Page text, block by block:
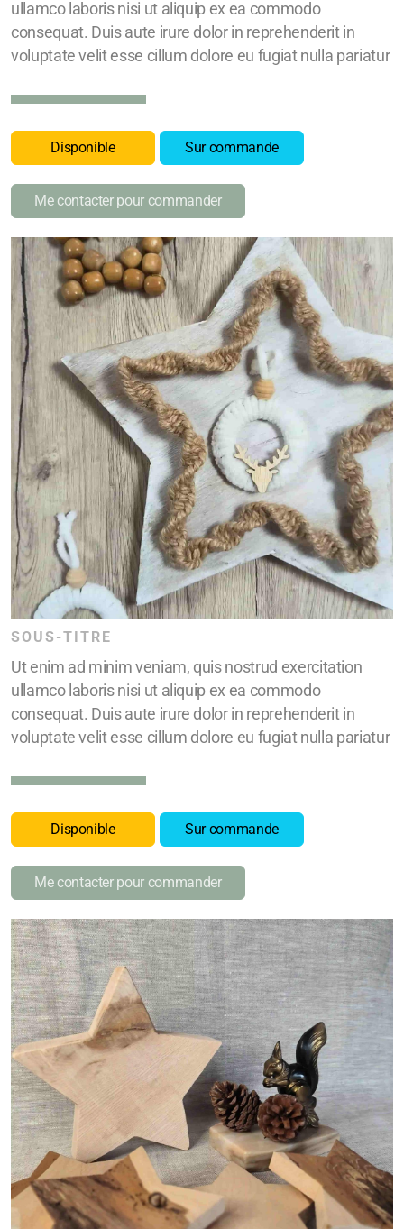
ullamco laboris nisi ut aliquip ex ea commodo
consequat. Duis aute irure dolor in reprehenderit in
voluptate velit esse cillum dolore eu fugiat nulla pariatur
Disponible Sur commande
Me contacter pour commander
SOUS-TITRE
Ut enim ad minim veniam, quis nostrud exercitation
ullamco laboris nisi ut aliquip ex ea commodo
consequat. Duis aute irure dolor in reprehenderit in
voluptate velit esse cillum dolore eu fugiat nulla pariatur
Disponible Sur commande
Me contacter pour commander